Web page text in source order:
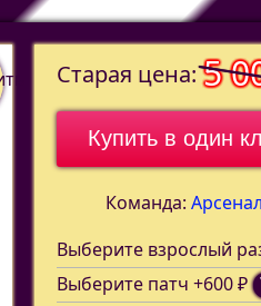
Старая цена: 5
Купить в один
Команда: Арсенал
Выберите взрослый
Выберите патч +600 ₽